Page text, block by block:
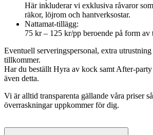
Här inkluderar vi exklusiva råvaror
räkor, löjrom och hantverksostar.
Nattamat-tillägg:
75 kr – 125 kr/pp beroende på form av
Eventuell serveringspersonal, extra
tillkommer.
Har du beställt Hyra av kock samt After-
även detta.
Vi är alltid transparenta gällande våra priser
överraskningar uppkommer för dig.